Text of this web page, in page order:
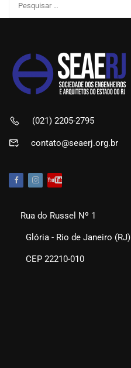
(021) 2205-2795
contato@seaerj.org.br
Rua do Russel Nº 1
Glória - Rio de Janeiro (RJ)
CEP 22210-010